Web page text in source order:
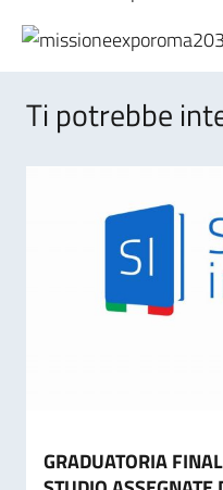
Ti potrebbe
GRADUATORIA